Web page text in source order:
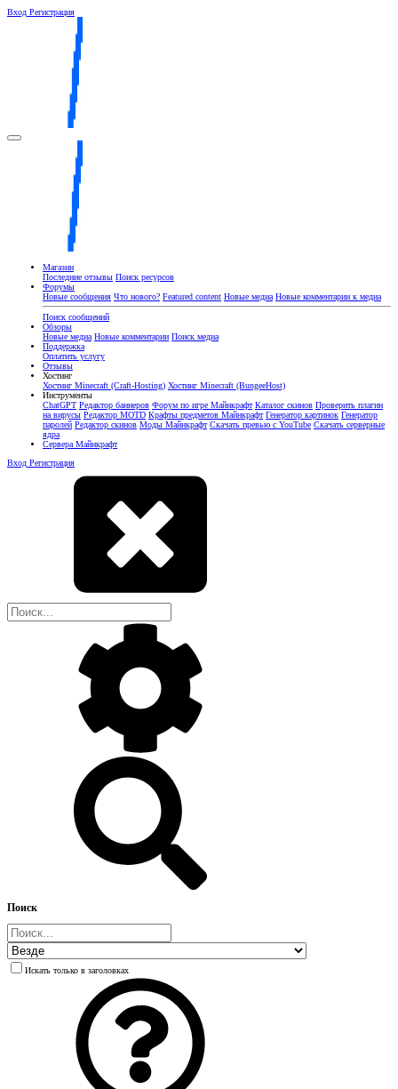
Вход Регистрация
Магазин
Последние отзывы Поиск ресурсов
Форумы
Новые сообщения Что нового? Featured content Новые медиа Новые комментарии к медиа
Поиск сообщений
Обзоры
Новые медиа Новые комментарии Поиск медиа
Поддержка
Оплатить услугу
Отзывы
Хостинг
Хостинг Minecraft (Craft-Hosting) Хостинг Minecraft (BungeeHost)
Инструменты
ChatGPT Редактор баннеров Форум по игре Майнкрафт Каталог скинов Проверить плагин
на вирусы Редактор MOTD Крафты предметов Майнкрафт Генератор картинок Генератор
паролей Редактор скинов Моды Майнкрафт Скачать превью с YouTube Скачать серверные
ядра
Сервера Майнкрафт
Вход Регистрация
Поиск
Искать только в заголовках